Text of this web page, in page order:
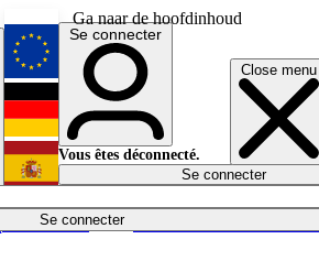
Ga naar de hoofdinhoud
Close menu
Se connecter
Économie
English
Deutsch
Español
Se connecter
Vous êtes déconnecté.
Se connecter